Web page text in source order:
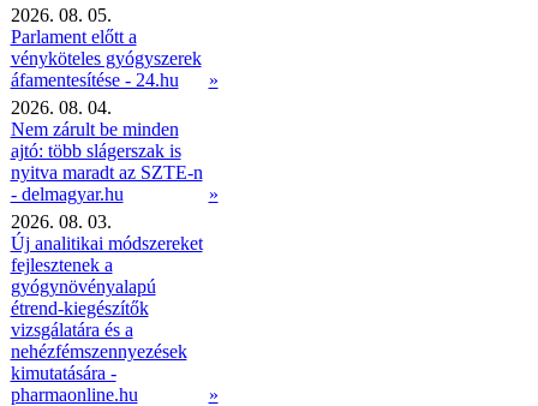
2026. 08. 05.
Parlament előtt a
vényköteles gyógyszerek
áfamentesítése - 24.hu
»
2026. 08. 04.
Nem zárult be minden
ajtó: több slágerszak is
nyitva maradt az SZTE-n
- delmagyar.hu
»
2026. 08. 03.
Új analitikai módszereket
fejlesztenek a
gyógynövényalapú
étrend-kiegészítők
vizsgálatára és a
nehézfémszennyezések
kimutatására -
pharmaonline.hu
»